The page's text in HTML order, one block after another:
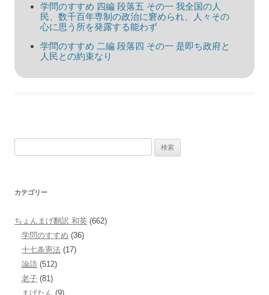
学問のすすめ 四編 段落五 その一 我全国の人
民、数千百年専制の政治に窘められ、人々その
心に思う所を発露する能わず
学問のすすめ 二編 段落四 その一 是即ち政府と
人民との約束なり
カテゴリー
ちょんまげ翻訳 和英 (662)
学問のすすめ (36)
十七条憲法 (17)
論語 (512)
老子 (81)
まげたん (9)